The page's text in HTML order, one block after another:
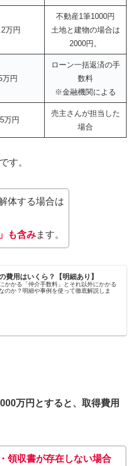
万円
不動産1筆1000円
土地と建物の場合は
2000円。
万円
ローン一括返済の手
数料
※金融機関による
万円
売主さんが担当した
場合
です。
体する場合は
も含みます。
費用はいくら？【明細あり】
かかる「仲介手数料」とそれ以外にかかる
のか？明細や事例を使って徹底解説しま
万円とすると、取得費用
領収書が存在しない場合